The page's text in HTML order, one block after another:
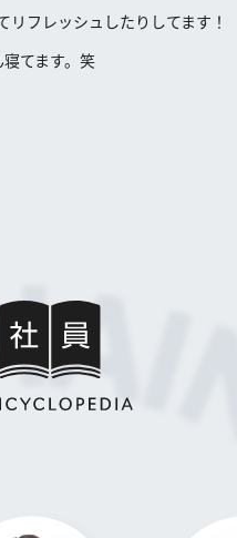
リフレッシュしたりしてます！
てます。笑